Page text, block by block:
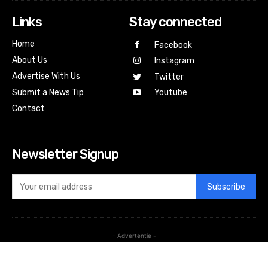
Links
Home
About Us
Advertise With Us
Submit a News Tip
Contact
Stay connected
Facebook
Instagram
Twitter
Youtube
Newsletter Signup
Subscribe
- Advertentie -